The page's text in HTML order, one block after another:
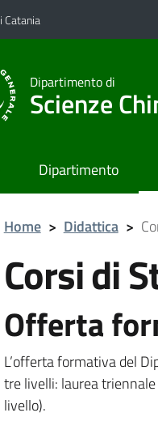
Catania
Dipartimento di
Scienze
Dipartimento
Home > Didattica >
Corsi di
Offerta
L’offerta formativa del
tre livelli: laurea
livello).